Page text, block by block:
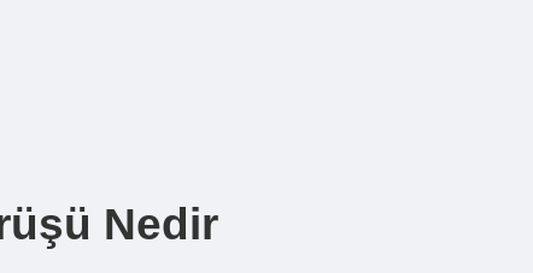
Nedir